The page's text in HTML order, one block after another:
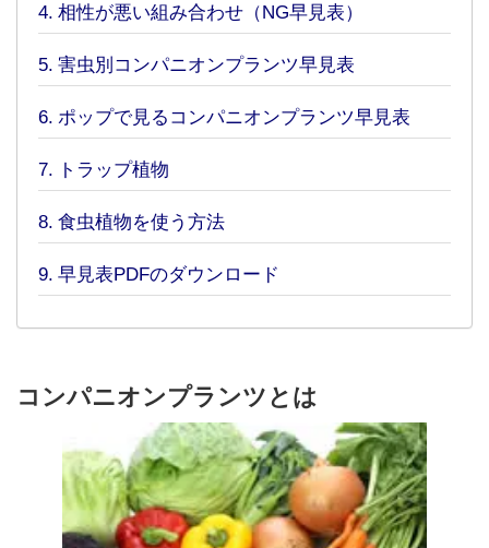
相性が悪い組み合わせ（NG早見表）
害虫別コンパニオンプランツ早見表
ポップで見るコンパニオンプランツ早見表
トラップ植物
食虫植物を使う方法
早見表PDFのダウンロード
コンパニオンプランツとは